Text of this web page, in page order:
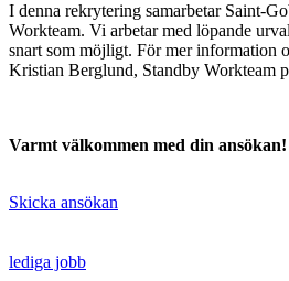
I denna rekrytering samarbetar Saint-
Workteam. Vi arbetar med löpande
snart som möjligt. För mer information
Kristian Berglund, Standby Workteam
Varmt välkommen med din ansökan!
Skicka ansökan
lediga jobb